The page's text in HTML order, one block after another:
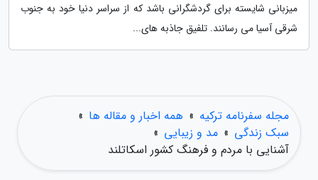
میزبانی شایسته برای گردشگرانی باشد که از سراسر دنیا خود به جنوب
شرقی آسیا می رسانند. تلفیق جاذبه های...
مجله سفرنامه ترکیه » همه اخبار و مقاله ها »
سبک زندگی » مد و زیبایی »
آشنایی با مردم و فرهنگ کشور اسکاتلند